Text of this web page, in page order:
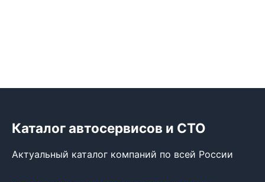
Каталог автосервисов и СТО
Актуальный каталог компаний по всей России